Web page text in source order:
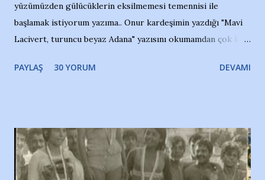
yüzümüzden gülücüklerin eksilmemesi temennisi ile
başlamak istiyorum yazıma.. Onur kardeşimin yazdığı "Mavi
Lacivert, turuncu beyaz Adana" yazısını okumamdan çok kısa
irkildim.. "Bursasporlu taraftarlar, İstanbul takımlarının
ve ürünlerini Bursa şehrinde görmek istemediklerini bir
protesto eylemiyle açıkladıklarını bildiriyordu.. Bu grup
adına açıklama yapan şahsı muhterem(!) ''Açık ve net olarak
PAYLAŞ 30 YORUM DEVAMI